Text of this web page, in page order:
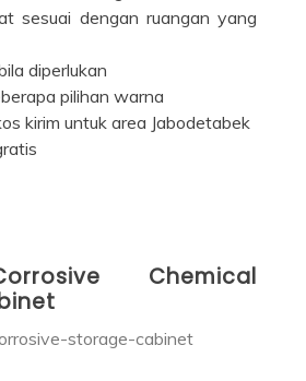
sesuai dengan ruangan yang
diperlukan
pilihan warna
kirim untuk area Jabodetabek
Chemical